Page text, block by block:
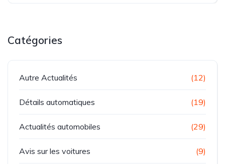
Catégories
Autre Actualités (12)
Détails automatiques (19)
Actualités automobiles (29)
Avis sur les voitures (9)